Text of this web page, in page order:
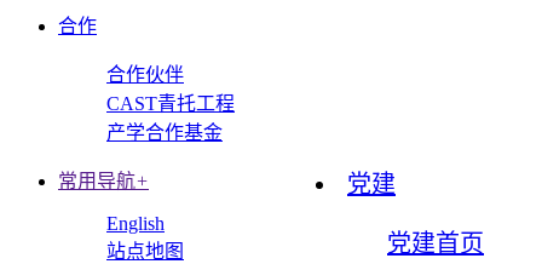
合作
合作伙伴
CAST青托工程
产学合作基金
党建
党建首页
常用导航+
English
站点地图